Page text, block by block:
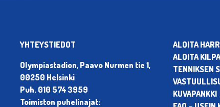
YHTEYSTIEDOT
Olympiastadion, Paavo Nurmen tie 1,
00250 Helsinki
Puh. 010 574 3959
Toimiston puhelinajat:
ALOITA
ALOITA
TENNIKSEN